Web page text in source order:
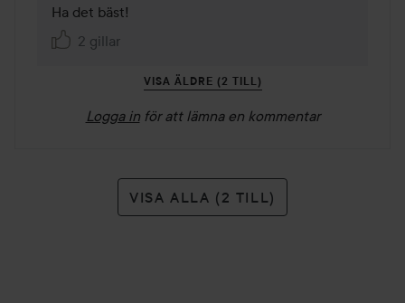
2 gillar
VISA ÄLDRE (2 TILL)
Logga in för att lämna en kommentar
VISA ALLA (2 TILL)